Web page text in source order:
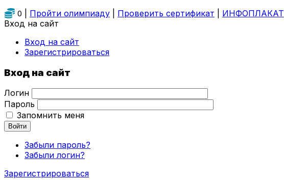
0 Пройти олимпиаду Проверить сертификат
ИНФОПЛАКАТ
Вход на сайт
Вход на сайт
Зарегистрироваться
Вход на сайт
Логин
Пароль
Запомнить меня
Войти
Забыли пароль?
Забыли логин?
Зарегистрироваться